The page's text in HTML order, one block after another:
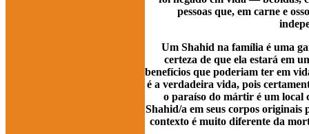
pessoas que, em carne e
Um Shahid na família é uma
certeza de que ela estará em
benefícios que poderiam ter em
é a verdadeira vida, pois
o paraíso do mártir é um local
Shahid/a em seus corpos
contexto é muito diferente da